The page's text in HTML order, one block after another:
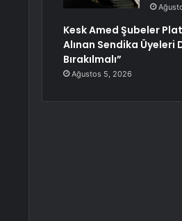
Kesk Amed Şubeler
Alınan Sendika Üyeleri
Bırakılmalı”
Ağustos 5, 2026